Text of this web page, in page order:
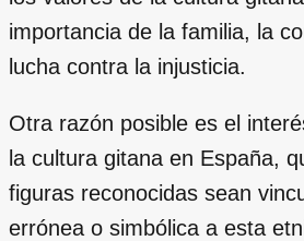
importancia de la familia, la
lucha contra la injusticia.
Otra razón posible es el
la cultura gitana en España,
figuras reconocidas sean
errónea o simbólica a esta